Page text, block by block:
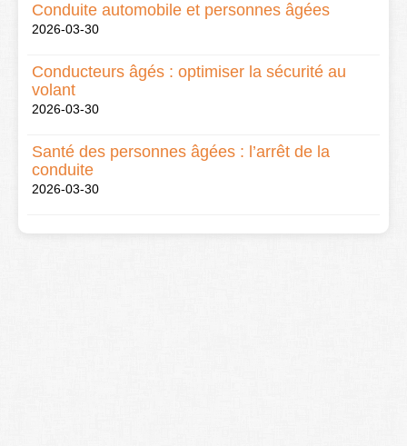
Conduite automobile et personnes âgées
2026-03-30
Conducteurs âgés : optimiser la sécurité au
volant
2026-03-30
Santé des personnes âgées : l’arrêt de la
conduite
2026-03-30